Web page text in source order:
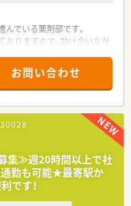
でいる薬剤部です。
りますので、助け合いなが
可能です。
老介護の方も多いです。
期の精神医療を中心に診療
して地域に根ざした医療を
供のため、本館の改築と新
お問い合わせ
集≫週20時間以上で社
勤も可能★最寄駅か
です！